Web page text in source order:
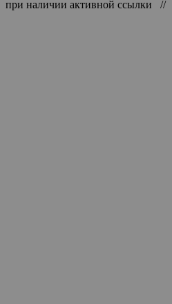
при наличии активной ссылки //